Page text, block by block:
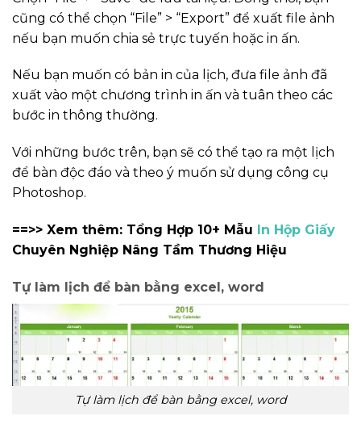
cũng có thể chọn “File” > “Export” để xuất file ảnh
nếu bạn muốn chia sẻ trực tuyến hoặc in ấn.
Nếu bạn muốn có bản in của lịch, đưa file ảnh đã
xuất vào một chương trình in ấn và tuân theo các
bước in thông thường.
Với những bước trên, bạn sẽ có thể tạo ra một lịch
để bàn độc đáo và theo ý muốn sử dụng công cụ
Photoshop.
==>> Xem thêm: Tổng Hợp 10+ Mẫu In Hộp Giấy
Chuyên Nghiệp Nâng Tầm Thương Hiệu
Tự làm lịch để bàn bằng excel, word
Tự làm lịch để bàn bằng excel, word